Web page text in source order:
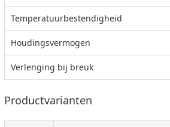
Temperatuurbestendigheid
Houdingsvermogen
Verlenging bij breuk
Productvarianten